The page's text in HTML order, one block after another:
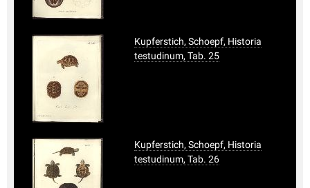
Kupferstich, Schoepf, Historia
testudinum, Tab. 25
Kupferstich, Schoepf, Historia
testudinum, Tab. 26